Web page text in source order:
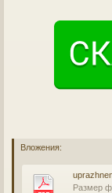
Вложения:
Размер